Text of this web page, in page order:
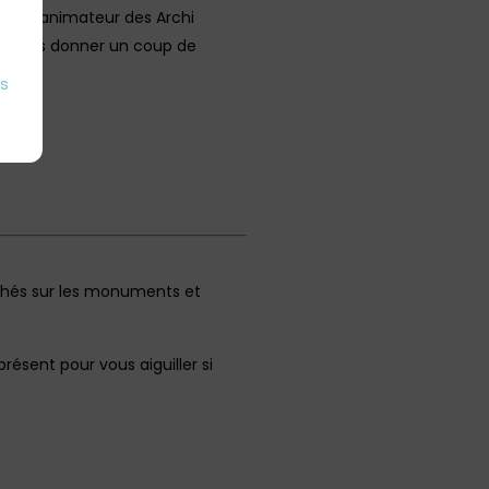
L’animateur des Archi
vous donner un coup de
sur les monuments et
pour vous aiguiller si